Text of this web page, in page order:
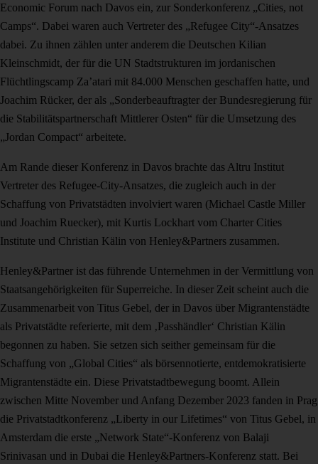
Economic Forum nach Davos ein, zur Sonderkonferenz „Cities, not
Camps“. Dabei waren auch Vertreter des „Refugee City“-Ansatzes
dabei. Zu ihnen zählen unter anderem die Deutschen Kilian
Kleinschmidt, der für die UN Stadtstrukturen im jordanischen
Flüchtlingscamp Za’atari mit 84.000 Menschen geschaffen hatte, und
Joachim Rücker, der als „Sonderbeauftragter der Bundesregierung für
die Stabilitätspartnerschaft Mittlerer Osten“ für die Umsetzung des
„Jordan Compact“ arbeitete.
Am Rande dieser Konferenz in Davos brachte das Altru Institut
Vertreter des Refugee-City-Ansatzes, die zugleich auch in der
Schaffung von Privatstädten involviert waren (Michael Castle Miller
und Joachim Ruecker), mit Kurtis Lockhart vom Charter Cities
Institute und Christian Kälin von Henley&Partners zusammen.
Henley&Partner ist das führende Unternehmen in der Vermittlung von
Staatsangehörigkeiten für Superreiche. In dieser Zeit scheint auch die
Zusammenarbeit von Titus Gebel, der in Davos über Migrantenstädte
als Privatstädte referierte, mit dem ‚Passhändler‘ Christian Kälin
begonnen zu haben. Sie setzen sich seither gemeinsam für die
Schaffung von „Global Cities“ als börsennotierte, entdemokratisierte
Migrantenstädte ein. Diese Privatstadtbewegung boomt. Allein
zwischen Mitte November und Anfang Dezember 2023 fanden in Prag
die Privatstadtkonferenz „Liberty in our Lifetimes“ von Titus Gebel, in
Amsterdam die erste „Network State“-Konferenz von Balaji
Srinivasan und in Dubai die Henley&Partners-Konferenz statt. Bei